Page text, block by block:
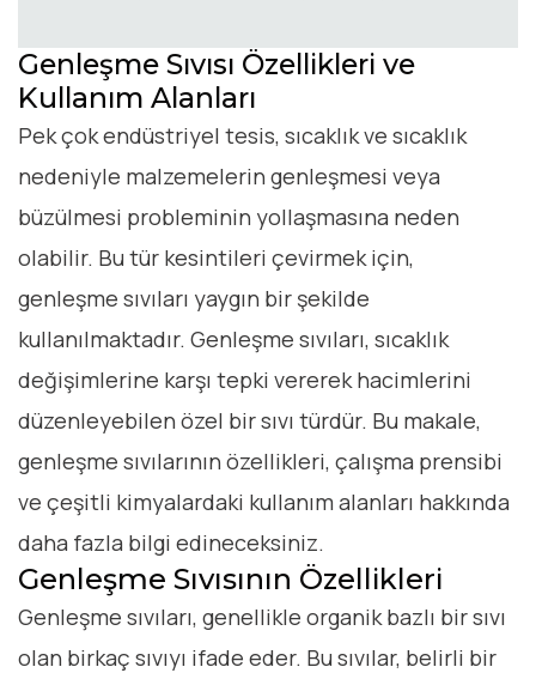
Genleşme Sıvısı Özellikleri ve
Kullanım Alanları
Pek çok endüstriyel tesis, sıcaklık ve sıcaklık
nedeniyle malzemelerin genleşmesi veya
büzülmesi probleminin yollaşmasına neden
olabilir. Bu tür kesintileri çevirmek için,
genleşme sıvıları yaygın bir şekilde
kullanılmaktadır. Genleşme sıvıları, sıcaklık
değişimlerine karşı tepki vererek hacimlerini
düzenleyebilen özel bir sıvı türdür. Bu makale,
genleşme sıvılarının özellikleri, çalışma prensibi
ve çeşitli kimyalardaki kullanım alanları hakkında
daha fazla bilgi edineceksiniz.
Genleşme Sıvısının Özellikleri
Genleşme sıvıları, genellikle organik bazlı bir sıvı
olan birkaç sıvıyı ifade eder. Bu sıvılar, belirli bir